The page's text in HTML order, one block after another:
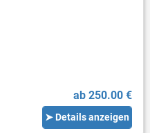
ab 250.00 €
➤ Details anzeigen